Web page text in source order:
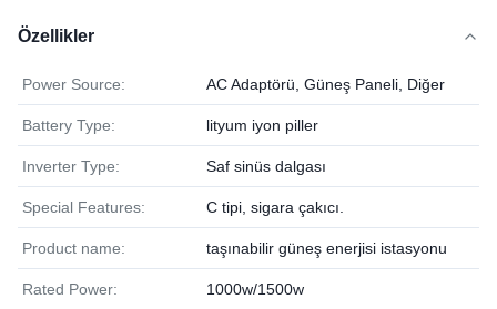
Özellikler
Power Source: AC Adaptörü, Güneş Paneli, Diğer
Battery Type: lityum iyon piller
Inverter Type: Saf sinüs dalgası
Special Features: C tipi, sigara çakıcı.
Product name: taşınabilir güneş enerjisi istasyonu
Rated Power: 1000w/1500w